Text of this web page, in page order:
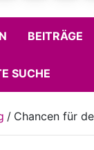
BEITRÄGE
SUCHE
Chancen für